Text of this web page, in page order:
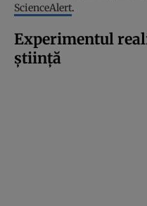
ScienceAlert.
Experimentul
știință